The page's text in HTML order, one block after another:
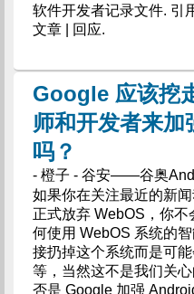
软件开发者记录文件. 引
文章 | 回应.
Google 应该挖
师和开发者来
吗？
- 橙子 - 谷安——谷奥
如果你在关注最近的新
正式放弃 WebOS，你
何使用 WebOS 系统的
接扔掉这个系统而是可
等，当然这不是我们关
否是 Google 加强